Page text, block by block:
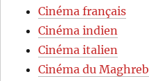
Cinéma français
Cinéma indien
Cinéma italien
Cinéma du Maghreb